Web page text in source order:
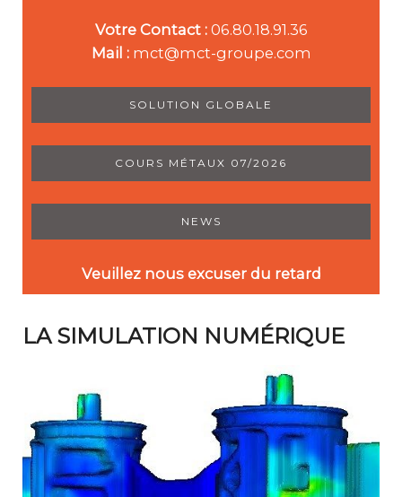
LA SIMULATION NUMÉRIQUE
Votre Contact : 06.80.18.91.36
Mail : mct@mct-groupe.com
SOLUTION GLOBALE
COURS MÉTAUX 07/2026
NEWS
Veuillez nous excuser du retard